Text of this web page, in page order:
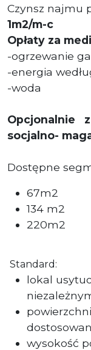
Czynsz najmu
1m2/m-c
Opłaty za
-ogrzewanie
-energia
-woda
Opcjonalnie
socjalno-
Dostępne
67m2
134 m2
220m2
Standard:
lokal
wysokość